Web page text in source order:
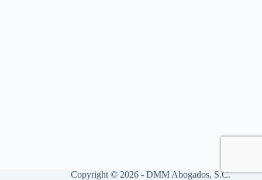
Copyright © 2026 - DMM Abogados, S.C.